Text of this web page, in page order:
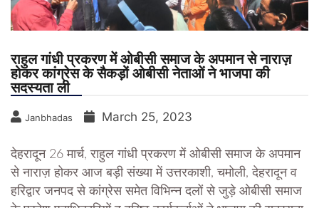
राहुल गांधी प्रकरण में ओबीसी समाज के अपमान से नाराज़
होकर कांग्रेस के सैकड़ों ओबीसी नेताओं ने भाजपा की
सदस्यता ली
Janbhadas March 25, 2023
देहरादून 26 मार्च, राहुल गांधी प्रकरण में ओबीसी समाज के अपमान
से नाराज़ होकर आज बड़ी संख्या में उत्तरकाशी, चमोली, देहरादून व
हरिद्वार जनपद से कांग्रेस समेत विभिन्न दलों से जुड़े ओबीसी समाज